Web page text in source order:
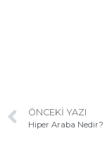
ÖNCEKI YAZI
Hiper Araba Nedir?